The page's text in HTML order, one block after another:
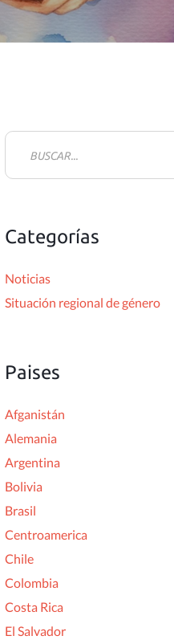
B
a
:
Categorías
Noticias
Situación regional de género
Paises
Afganistán
Alemania
Argentina
Bolivia
Brasil
Centroamerica
Chile
Colombia
Costa Rica
El Salvador